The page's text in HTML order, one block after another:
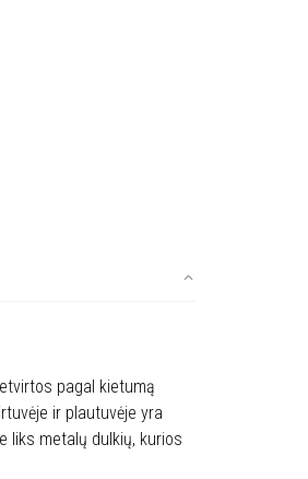
pagal kietumą
ir plautuvėje yra
liks metalų dulkių, kurios